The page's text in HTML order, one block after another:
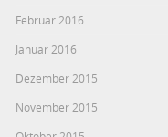
Februar 2016
Januar 2016
Dezember 2015
November 2015